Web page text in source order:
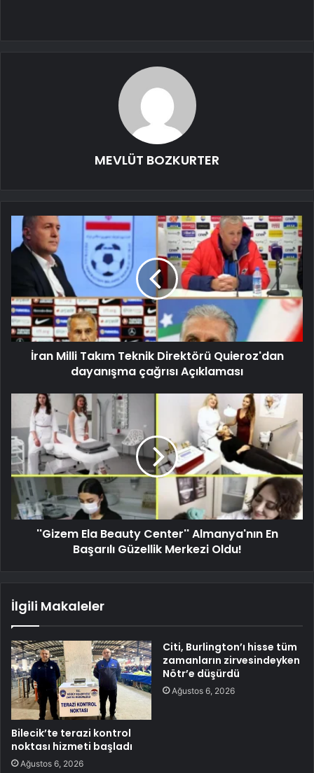
MEVLÜT BOZKURTER
İran Milli Takım Teknik Direktörü Quieroz'dan
dayanışma çağrısı Açıklaması
''Gizem Ela Beauty Center'' Almanya'nın En
Başarılı Güzellik Merkezi Oldu!
İlgili Makaleler
Bilecik’te terazi kontrol
noktası hizmeti başladı
Ağustos 6, 2026
Citi, Burlington’ı hisse tüm
zamanların zirvesindeyken
Nötr’e düşürdü
Ağustos 6, 2026